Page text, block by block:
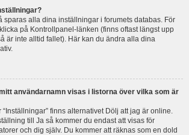
sparas alla dina inställningar i forumets databas. För
på Kontrollpanel-länken (finns oftast längst upp
är inte alltid fallet). Här kan du ändra alla dina
användarnamn visas i listorna över vilka som är
“Inställningar” finns alternativet Dölj att jag är online.
till Ja så kommer du endast att visas för
och dig själv. Du kommer att räknas som en dold